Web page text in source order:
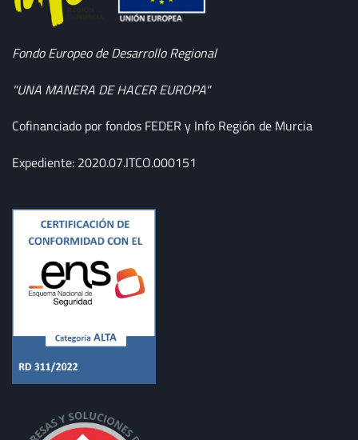
Fondo Europeo de Desarrollo Regional
"UNA MANERA DE HACER EUROPA"
Cofinanciado por fondos FEDER y Info Región de Murcia
Expediente: 2020.07.ITCO.000151